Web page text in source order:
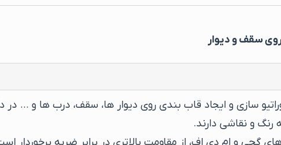
سقف و دیوار
سازی و ایجاد قاب بندی روی دیوار ها، سقف، درب ها و …
و نقاشی دارند.
گچی و ام دی اف، از مقاومت بالاتری در برابر ضربه برخوردار